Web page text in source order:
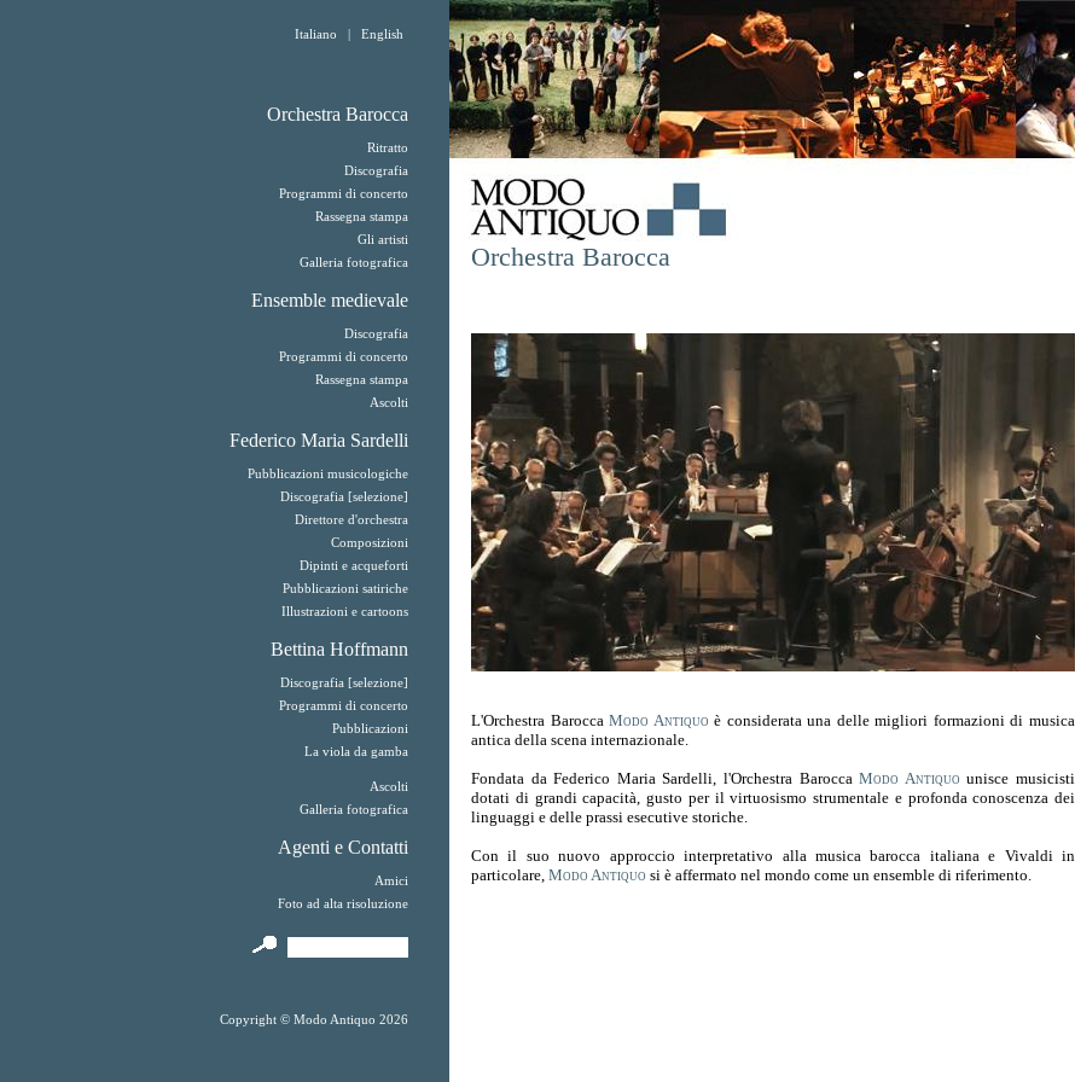
Italiano | English
Orchestra Barocca
Ritratto
Discografia
Programmi di concerto
Rassegna stampa
Gli artisti
Galleria fotografica
Ensemble medievale
Discografia
Programmi di concerto
Rassegna stampa
Ascolti
Federico Maria Sardelli
Pubblicazioni musicologiche
Discografia [selezione]
Direttore d'orchestra
Composizioni
Dipinti e acqueforti
Pubblicazioni satiriche
Illustrazioni e cartoons
Bettina Hoffmann
Discografia [selezione]
Programmi di concerto
Pubblicazioni
La viola da gamba
Ascolti
Galleria fotografica
Agenti e Contatti
Amici
Foto ad alta risoluzione
Copyright © Modo Antiquo 2026
Orchestra Barocca
L'Orchestra BaroccaModo Antiquo è considerata una delle migliori formazioni di musica
antica della scena internazionale.
Fondata da Federico Maria Sardelli, l'Orchestra BaroccaModo Antiquo unisce musicisti
dotati di grandi capacità, gusto per il virtuosismo strumentale e profonda conoscenza dei
linguaggi e delle prassi esecutive storiche.
Con il suo nuovo approccio interpretativo alla musica barocca italiana e Vivaldi in
particolare, Modo Antiquo si è affermato nel mondo come un ensemble di riferimento.